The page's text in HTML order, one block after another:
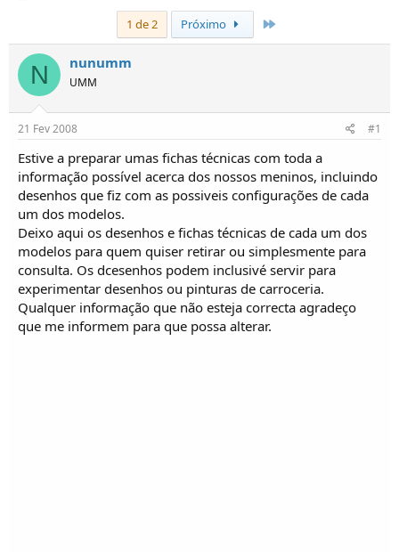
c
i
a
d
d
e
T
ó
p
i
c
o
s
a
d
e
i
1 de 2
Próximo
N nunumm
UMM
21 Fev 2008 #1
Estive a preparar umas fichas técnicas com toda a
informação possível acerca dos nossos meninos, incluindo
desenhos que fiz com as possiveis configurações de cada
um dos modelos.
Deixo aqui os desenhos e fichas técnicas de cada um dos
modelos para quem quiser retirar ou simplesmente para
consulta. Os dcesenhos podem inclusivé servir para
experimentar desenhos ou pinturas de carroceria.
Qualquer informação que não esteja correcta agradeço
que me informem para que possa alterar.